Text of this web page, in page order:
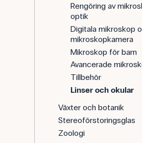
Rengöring av
optik
Digitala mikroskop
mikroskopkamera
Mikroskop för barn
Avancerade
Tillbehör
Linser och okular
Växter och botanik
Stereoförstoringsglas
Zoologi